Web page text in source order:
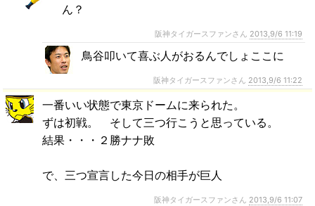
ん？
阪神タイガースファンさん 2013,9/6 11:19
鳥谷叩いて喜ぶ人がおるんでしょここに
阪神タイガースファンさん 2013,9/6 11:22
一番いい状態で東京ドームに来られた。
ずは初戦。 そして三つ行こうと思っている。
結果・・・２勝ナナ敗
で、三つ宣言した今日の相手が巨人
阪神タイガースファンさん 2013,9/6 11:07